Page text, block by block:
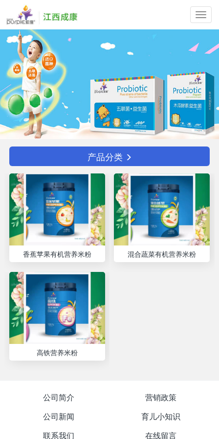
产品分类
香蕉苹果有机营养米粉 混合蔬菜有机营养米粉
高铁营养米粉
公司简介
营销政策
公司新闻
育儿小知识
联系我们
在线留言